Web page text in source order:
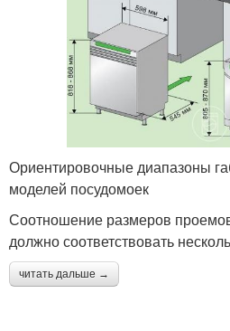
Ориентировочные диапазоны
моделей посудомоек
Соотношение размеров
должно соответствовать
читать дальше →